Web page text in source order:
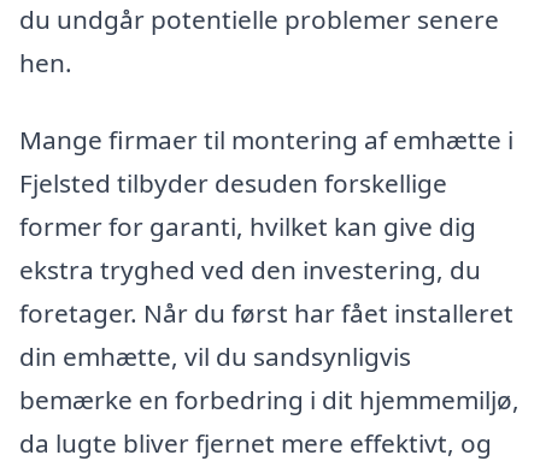
du undgår potentielle problemer senere
hen.
Mange firmaer til montering af emhætte i
Fjelsted tilbyder desuden forskellige
former for garanti, hvilket kan give dig
ekstra tryghed ved den investering, du
foretager. Når du først har fået installeret
din emhætte, vil du sandsynligvis
bemærke en forbedring i dit hjemmemiljø,
da lugte bliver fjernet mere effektivt, og